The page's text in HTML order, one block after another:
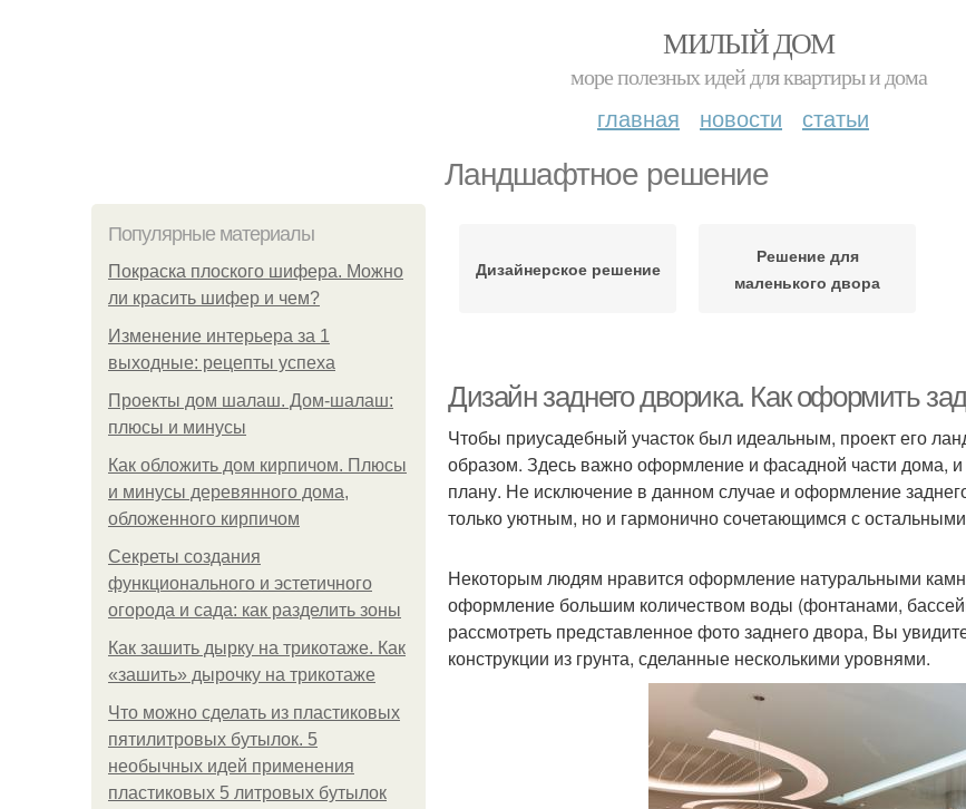
МИЛЫЙ ДОМ
море полезных идей для квартиры и дома
главная новости статьи
Ландшафтное решение
Популярные материалы
Покраска плоского шифера. Можно
ли красить шифер и чем?
Изменение интерьера за 1
выходные: рецепты успеха
Проекты дом шалаш. Дом-шалаш:
плюсы и минусы
Как обложить дом кирпичом. Плюсы
и минусы деревянного дома,
обложенного кирпичом
Секреты создания
функционального и эстетичного
огорода и сада: как разделить зоны
Как зашить дырку на трикотаже. Как
«зашить» дырочку на трикотаже
Что можно сделать из пластиковых
пятилитровых бутылок. 5
необычных идей применения
пластиковых 5 литровых бутылок
Дизайнерское решение
Решение для
маленького двора
Дизайн заднего дворика. Как оформить
Чтобы приусадебный участок был идеальным, проект его
образом. Здесь важно оформление и фасадной части дома,
плану. Не исключение в данном случае и оформление
только уютным, но и гармонично сочетающимся с
Некоторым людям нравится оформление натуральными
оформление большим количеством воды (фонтанами,
рассмотреть представленное фото заднего двора, Вы
конструкции из грунта, сделанные несколькими уровнями.